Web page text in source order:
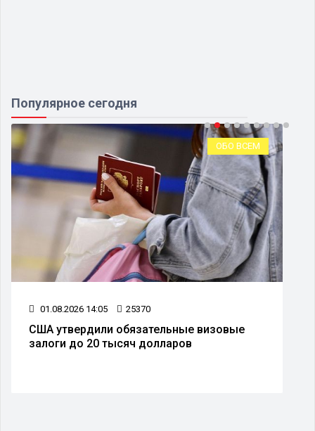
Популярное сегодня
ОБО ВСЕМ
01.08.2026 14:05 25370
США утвердили обязательные визовые
залоги до 20 тысяч долларов